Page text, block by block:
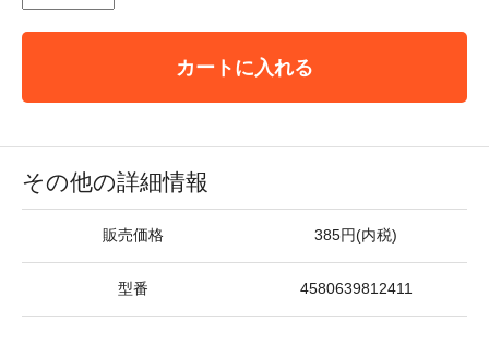
カートに入れる
その他の詳細情報
販売価格 385円(内税)
型番 4580639812411